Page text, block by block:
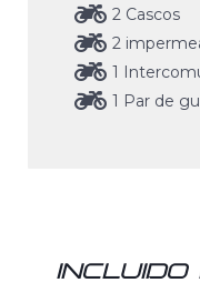
2 Cascos
2
1
1 Par de